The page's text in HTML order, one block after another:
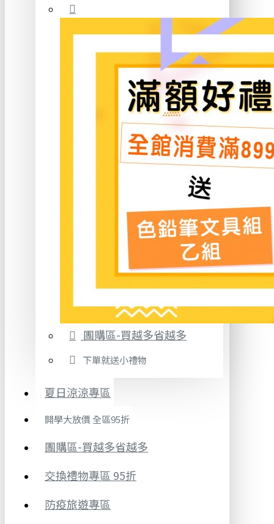
團購區-買越多省越多
下單就送小禮物
夏日涼涼專區
開學大放價 全區95折
團購區-買越多省越多
交換禮物專區 95折
防疫旅遊專區